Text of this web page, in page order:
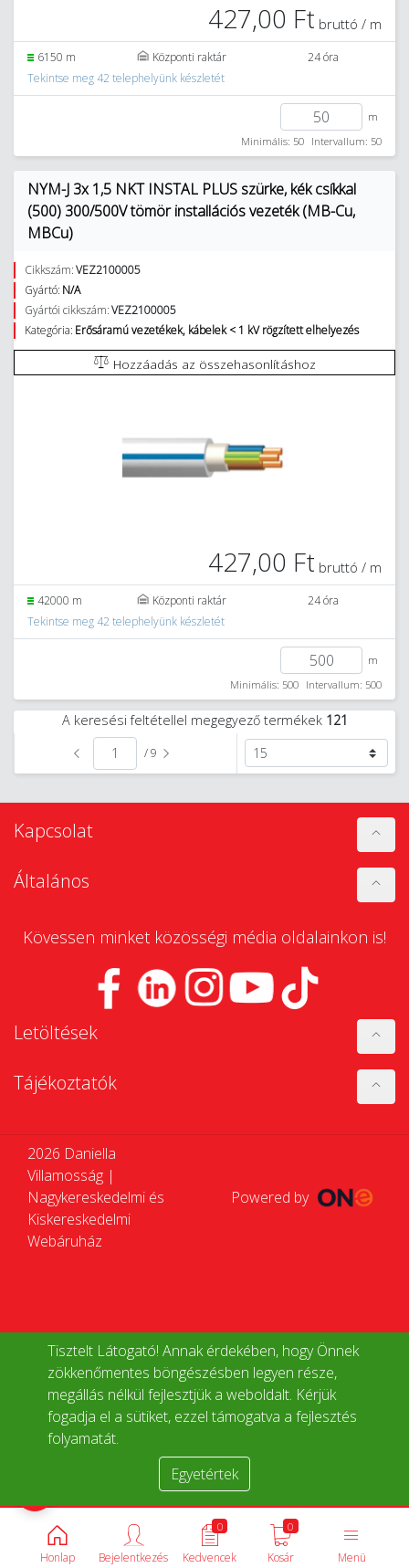
Tisztelt Látogató! Annak érdekében, hogy Önnek
zökkenőmentes böngészésben legyen része,
megállás nélkül fejlesztjük a weboldalt. Kérjük
fogadja el a sütiket, ezzel támogatva a fejlesztés
folyamatát.
Egyetértek
427,00 Ft bruttó / m
6150 m Központi raktár
24 óra
Tekintse meg 42 telephelyünk készletét
m
Minimális: 50 Intervallum: 50
NYM-J 3x 1,5 NKT INSTAL PLUS szürke, kék csíkkal
(500) 300/500V tömör installációs vezeték (MB-Cu,
MBCu)
Cikkszám:VEZ2100005
Gyártó: N/A
Gyártói cikkszám:VEZ2100005
Kategória: Erősáramú vezetékek, kábelek < 1 kV rögzített elhelyezés
Hozzáadás az összehasonlításhoz
427,00 Ft bruttó / m
42000 m Központi raktár
24 óra
Tekintse meg 42 telephelyünk készletét
m
Minimális: 500 Intervallum: 500
A keresési feltétellel megegyező termékek 121
/ 9
Kapcsolat
Általános
Kövessen minket közösségi média oldalainkon is!
Letöltések
Tájékoztatók
2026 Daniella
Villamosság |
Nagykereskedelmi és
Kiskereskedelmi
Webáruház
Powered by
Honlap Menü
0
Kosár
0
Kedvencek
Bejelentkezés
Termékek összehasonlítása